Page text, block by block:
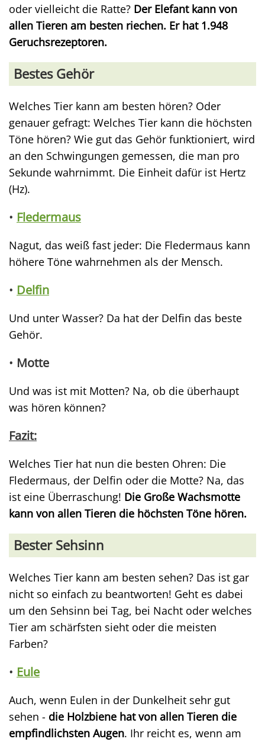
oder vielleicht die Ratte? Der Elefant kann von
allen Tieren am besten riechen. Er hat 1.948
Geruchsrezeptoren.
Bestes Gehör
Welches Tier kann am besten hören? Oder
genauer gefragt: Welches Tier kann die höchsten
Töne hören? Wie gut das Gehör funktioniert, wird
an den Schwingungen gemessen, die man pro
Sekunde wahrnimmt. Die Einheit dafür ist Hertz
(Hz).
• Fledermaus
Nagut, das weiß fast jeder: Die Fledermaus kann
höhere Töne wahrnehmen als der Mensch.
• Delfin
Und unter Wasser? Da hat der Delfin das beste
Gehör.
• Motte
Und was ist mit Motten? Na, ob die überhaupt
was hören können?
Fazit:
Welches Tier hat nun die besten Ohren: Die
Fledermaus, der Delfin oder die Motte? Na, das
ist eine Überraschung! Die Große Wachsmotte
kann von allen Tieren die höchsten Töne hören.
Bester Sehsinn
Welches Tier kann am besten sehen? Das ist gar
nicht so einfach zu beantworten! Geht es dabei
um den Sehsinn bei Tag, bei Nacht oder welches
Tier am schärfsten sieht oder die meisten
Farben?
• Eule
Auch, wenn Eulen in der Dunkelheit sehr gut
sehen - die Holzbiene hat von allen Tieren die
empfindlichsten Augen. Ihr reicht es, wenn am